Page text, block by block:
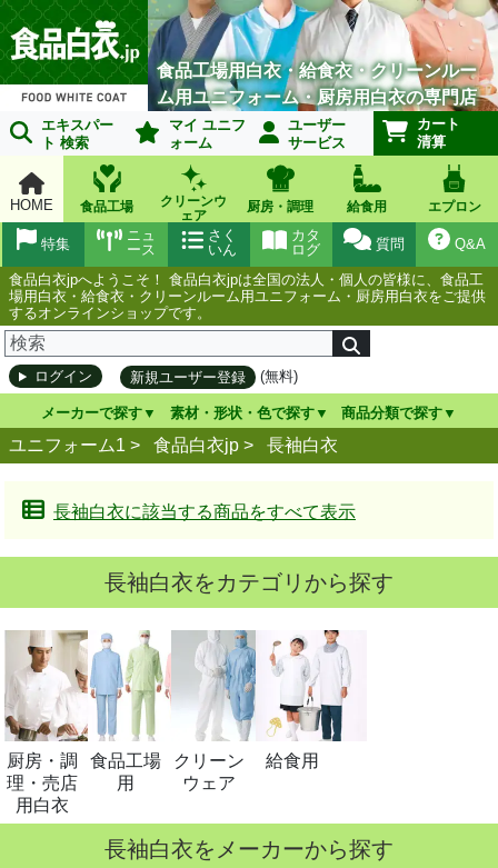
食品工場用白衣・給食衣・クリーンルー
ム用ユニフォーム・厨房用白衣の専門店
エキスパー
ト 検索
マイ ユニフ
ォーム
ユーザー
サービス
カート
清算
HOME 食品工場
クリーンウ
ェア
厨房・調理 給食用 エプロン
Q&A
質問
カタ
ログ
さく
いん
ニュ
ース
特集
食品白衣jpへようこそ！ 食品白衣jpは全国の法人・個人の皆様に、食品工
場用白衣・給食衣・クリーンルーム用ユニフォーム・厨房用白衣をご提供
するオンラインショップです。
ログイン 新規ユーザー登録 (無料)
メーカーで探す 素材・形状・色で探す 商品分類で探す
ユニフォーム1 > 食品白衣jp > 長袖白衣
長袖白衣に該当する商品をすべて表示
長袖白衣をカテゴリから探す
厨房・調
理・売店
用白衣
食品工場
用
クリーン
ウェア
給食用
長袖白衣をメーカーから探す